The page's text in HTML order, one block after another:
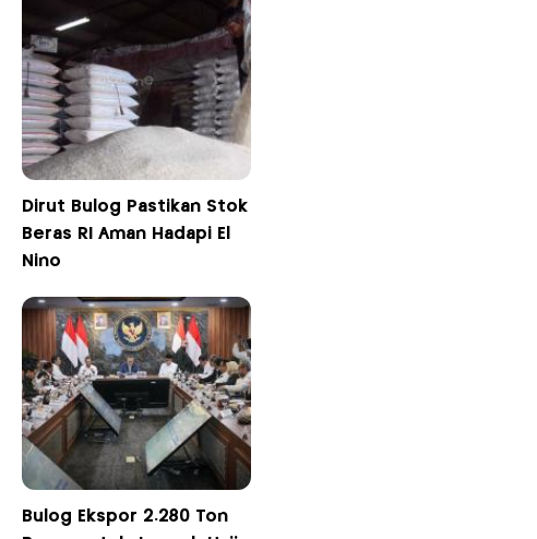
Dirut Bulog Pastikan Stok
Beras RI Aman Hadapi El
Nino
Bulog Ekspor 2.280 Ton